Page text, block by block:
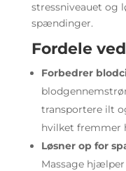
stressniveauet og
spændinger.
Fordele
Forbedrer
transportere ilt
hvilket fremmer
Løsner op for
Massage